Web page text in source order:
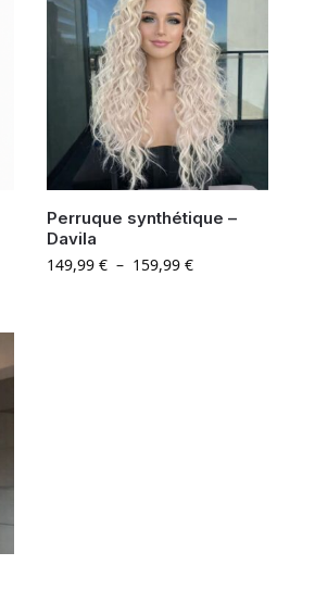
Perruque synthétique –
Davila
149,99 € – 159,99 €